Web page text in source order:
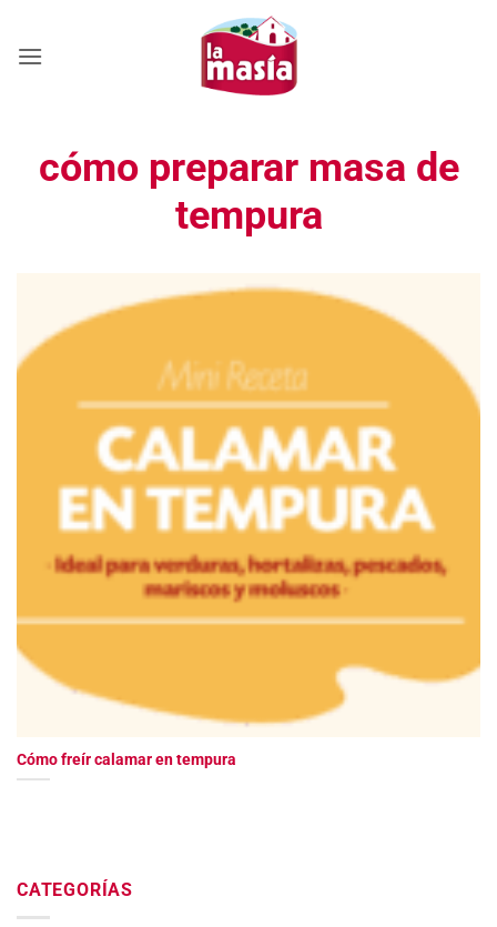
contenido
cómo preparar masa de
tempura
Cómo freír calamar en tempura
CATEGORÍAS